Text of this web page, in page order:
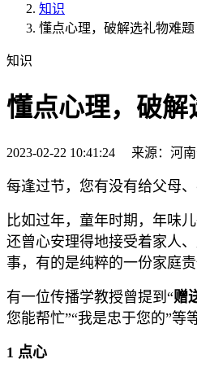
知识
懂点心理，破解选礼物难题
知识
懂点心理，破解
2023-02-22 10:41:24 来源：河
每逢过节，您有没有给父母
比如过年，童年时期，年味
还曾心安理得地接受着家人
事，有的是纯粹的一份家庭责
有一位传播学教授曾提到“赠
您能帮忙”“我是忠于您的”等
1 点心